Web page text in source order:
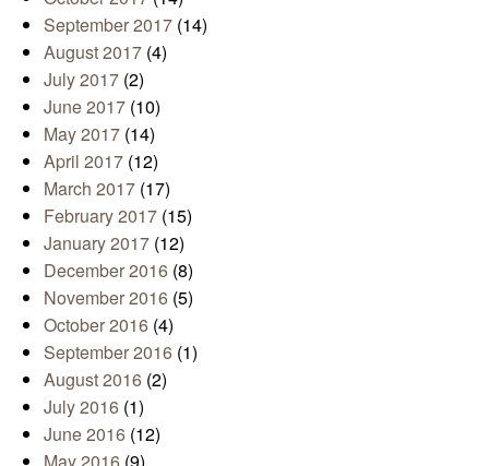
September 2017 (14)
August 2017 (4)
July 2017 (2)
June 2017 (10)
May 2017 (14)
April 2017 (12)
March 2017 (17)
February 2017 (15)
January 2017 (12)
December 2016 (8)
November 2016 (5)
October 2016 (4)
September 2016 (1)
August 2016 (2)
July 2016 (1)
June 2016 (12)